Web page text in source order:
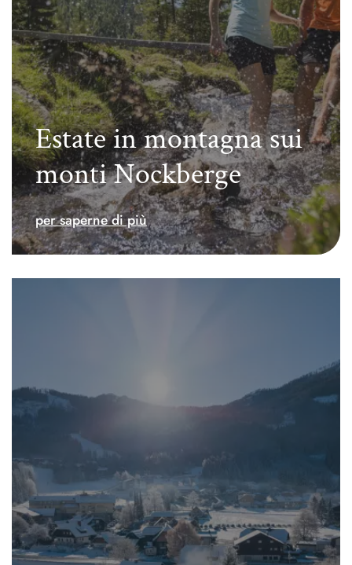
Estate in montagna sui
monti Nockberge
per saperne di più